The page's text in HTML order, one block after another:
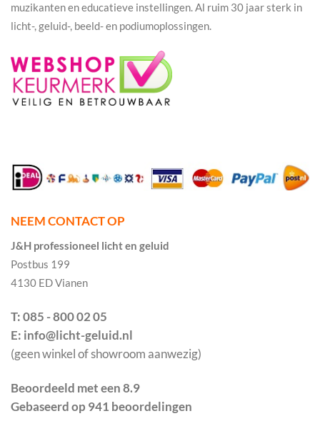
muzikanten en educatieve instellingen. Al ruim 30 jaar sterk in
licht-, geluid-, beeld- en podiumoplossingen.
NEEM CONTACT OP
J&H professioneel licht en geluid
Postbus 199
4130 ED Vianen
T: 085 - 800 02 05
E: info@licht-geluid.nl
(geen winkel of showroom aanwezig)
Beoordeeld met een 8.9
Gebaseerd op 941 beoordelingen